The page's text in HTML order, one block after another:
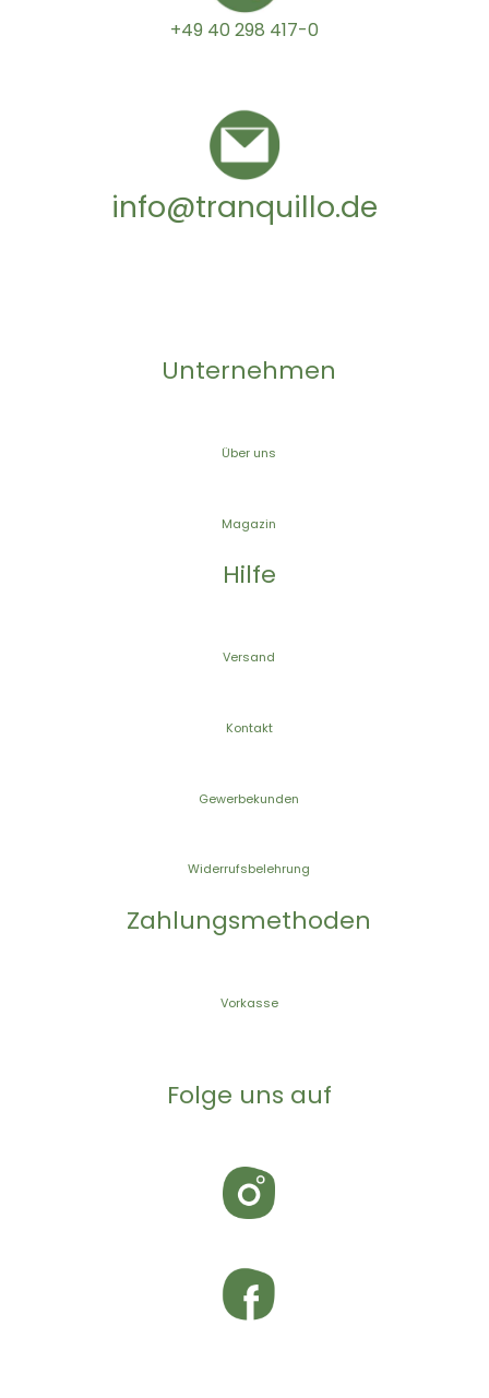
+49 40 298 417-0
info@tranquillo.de
Unternehmen
Über uns
Magazin
Hilfe
Versand
Kontakt
Gewerbekunden
Widerrufsbelehrung
Zahlungsmethoden
Vorkasse
Folge uns auf